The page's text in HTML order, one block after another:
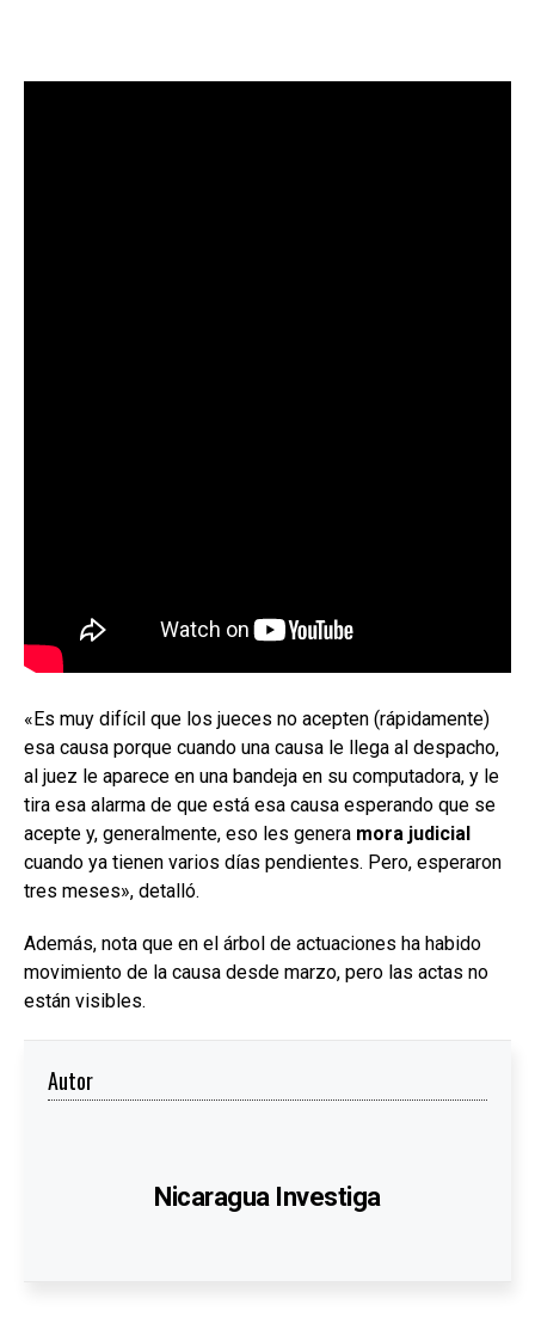
«Es muy difícil que los jueces no acepten (rápidamente)
esa causa porque cuando una causa le llega al despacho,
al juez le aparece en una bandeja en su computadora, y le
tira esa alarma de que está esa causa esperando que se
acepte y, generalmente, eso les genera mora judicial
cuando ya tienen varios días pendientes. Pero, esperaron
tres meses», detalló.
Además, nota que en el árbol de actuaciones ha habido
movimiento de la causa desde marzo, pero las actas no
están visibles.
Autor
Nicaragua Investiga